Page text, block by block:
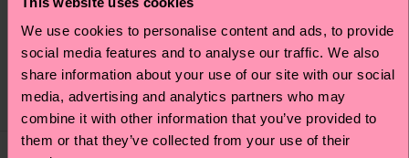
We use cookies to personalise content and ads, to provide
social media features and to analyse our traffic. We also
share information about your use of our site with our social
media, advertising and analytics partners who may
combine it with other information that you’ve provided to
them or that they’ve collected from your use of their
Mini Argyle Jaquard
Sock
CHF 15
CHF 15
AUF LAGER